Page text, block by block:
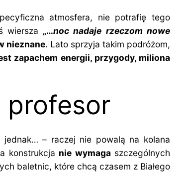
atmosfera, nie potrafię tego
wiersza „…noc nadaje rzeczom nowe
nieznane. Lato sprzyja takim podróżom,
zapachem energii, przygody, miliona
profesor
jednak… – raczej nie powalą na kolana
konstrukcja nie wymaga szczególnych
baletnic, które chcą czasem z Białego